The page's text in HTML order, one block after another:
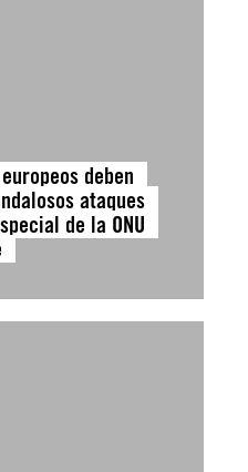
deben
ataques
de la ONU